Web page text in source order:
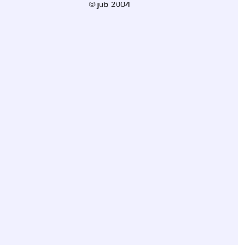
© jub 2004